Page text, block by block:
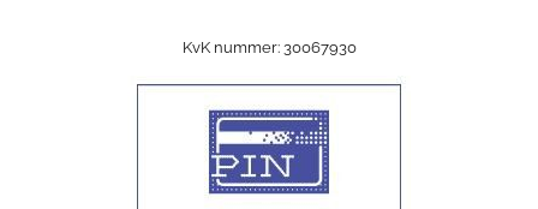
KvK nummer: 30067930